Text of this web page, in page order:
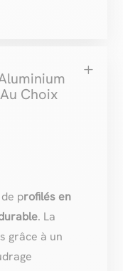
Choix
L
profilés en
. La
grâce à un